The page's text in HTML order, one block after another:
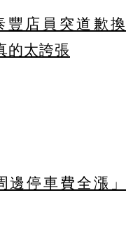
豐店員突道歉換
的太誇張
停車費全漲」